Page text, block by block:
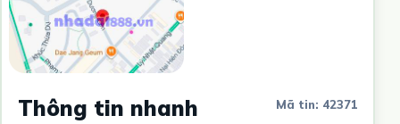
Thông tin nhanh Mã tin: 42371